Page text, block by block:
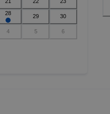
28 29 30
4 5 6